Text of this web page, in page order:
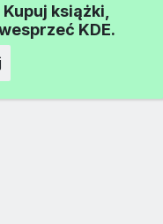
książki,
KDE.